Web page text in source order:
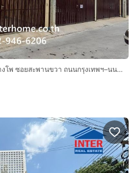
ทาวน์โฮม 3 ชั้น 21.1 ตร.ว. หมู่บ้านบางโพ ซอยสะพานขวา ถนนกรุงเทพฯ–นนทบุรี ถนนประชาราษฎร์สาย2 เขตบางซื่อ กรุงเทพมหานคร